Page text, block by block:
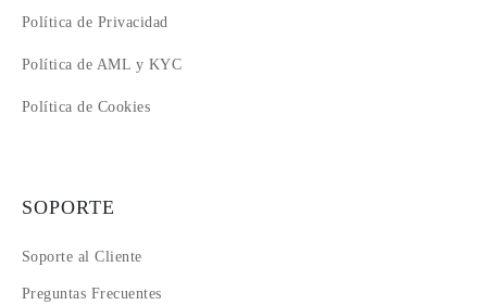
Política de Privacidad
Política de AML y KYC
Política de Cookies
SOPORTE
Soporte al Cliente
Preguntas Frecuentes